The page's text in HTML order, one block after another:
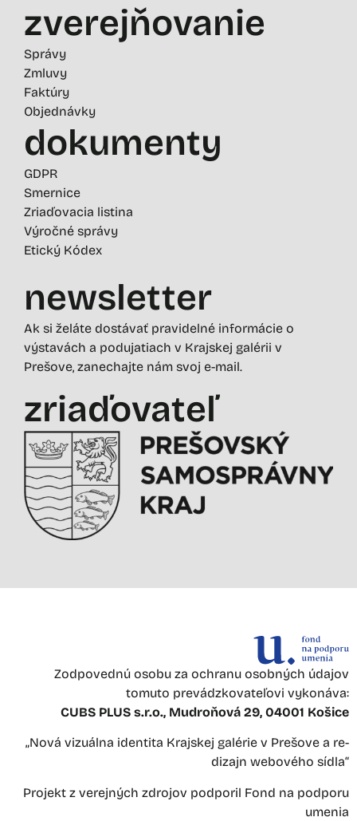
zverejňovanie
Správy
Zmluvy
Faktúry
Objednávky
dokumenty
GDPR
Smernice
Zriaďovacia listina
Výročné správy
Etický Kódex
newsletter
Ak si želáte dostávať pravidelné informácie o
výstavách a podujatiach v Krajskej galérii v
Prešove, zanechajte nám svoj e-mail.
zriaďovateľ
Zodpovednú osobu za ochranu osobných údajov
tomuto prevádzkovateľovi vykonáva:
CUBS PLUS s.r.o., Mudroňová 29, 04001 Košice
„Nová vizuálna identita Krajskej galérie v Prešove a re-
dizajn webového sídla“
Projekt z verejných zdrojov podporil Fond na podporu
umenia